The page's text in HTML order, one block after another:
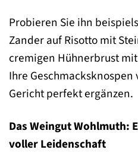
Probieren Sie ihn
Zander auf Risotto mit
cremigen Hühnerbrust
Ihre
Gericht perfekt ergänzen.
Das Weingut Wohlmuth:
voller Leidenschaft